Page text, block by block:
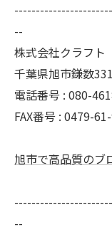
--
株式会社クラフト
千葉県旭市鎌数
電話番号 : 080-
FAX番号 : 0479-
旭市で高品質のブ
--